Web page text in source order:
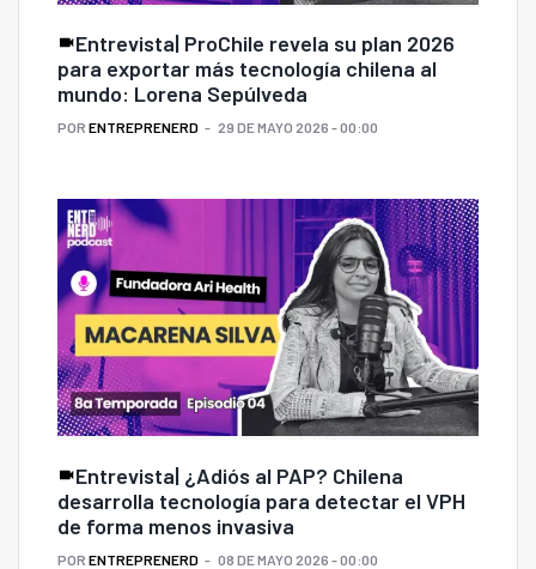
Entrevista| ProChile revela su plan 2026
para exportar más tecnología chilena al
mundo: Lorena Sepúlveda
POR ENTREPRENERD 29 DE MAYO 2026 - 00:00
Entrevista| ¿Adiós al PAP? Chilena
desarrolla tecnología para detectar el VPH
de forma menos invasiva
POR ENTREPRENERD 08 DE MAYO 2026 - 00:00